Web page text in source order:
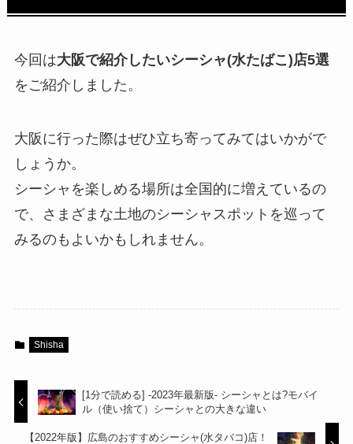
今回は大阪で紹介したいシーシャ(水たばこ)店5選
をご紹介しました。
大阪に行った際はぜひ立ち寄ってみてはいかがで
しょうか。
シーシャを楽しめる場所は全国的に増えているの
で、さまざまな土地のシーシャスポットを巡って
みるのもよいかもしれません。
Shisha
[1分で読める] -2023年最新版- シーシャとは?モバイ
ル（使い捨て）シーシャとの大きな違い
【2022年版】広島のおすすめシーシャ(水タバコ)店！